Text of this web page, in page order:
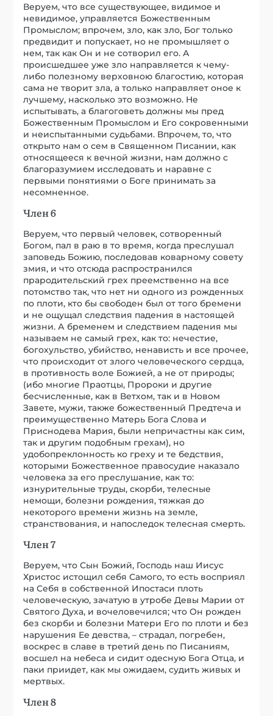
Веруем, что все существующее, видимое и
невидимое, управляется Божественным
Промыслом; впрочем, зло, как зло, Бог только
предвидит и попускает, но не промышляет о
нем, так как Он и не сотворил его. А
происшедшее уже зло направляется к чему-
либо полезному верховною благостию, которая
сама не творит зла, а только направляет оное к
лучшему, насколько это возможно. Не
испытывать, а благоговеть должны мы пред
Божественным Промыслом и Его сокровенными
и неиспытанными судьбами. Впрочем, то, что
открыто нам о сем в Священном Писании, как
относящееся к вечной жизни, нам должно с
благоразумием исследовать и наравне с
первыми понятиями о Боге принимать за
несомненное.
Член 6
Веруем, что первый человек, сотворенный
Богом, пал в раю в то время, когда преслушал
заповедь Божию, последовав коварному совету
змия, и что отсюда распространился
прародительский грех преемственно на все
потомство так, что нет ни одного из рожденных
по плоти, кто бы свободен был от того бремени
и не ощущал следствия падения в настоящей
жизни. А бременем и следствием падения мы
называем не самый грех, как то: нечестие,
богохульство, убийство, ненависть и все прочее,
что происходит от злого человеческого сердца,
в противность воле Божией, а не от природы;
(ибо многие Праотцы, Пророки и другие
бесчисленные, как в Ветхом, так и в Новом
Завете, мужи, также божественный Предтеча и
преимущественно Матерь Бога Слова и
Приснодева Мария, были непричастны как сим,
так и другим подобным грехам), но
удобопреклонность ко греху и те бедствия,
которыми Божественное правосудие наказало
человека за его преслушание, как то:
изнурительные труды, скорби, телесные
немощи, болезни рождения, тяжкая до
некоторого времени жизнь на земле,
странствования, и напоследок телесная смерть.
Член 7
Веруем, что Сын Божий, Господь наш Иисус
Христос истощил себя Самого, то есть восприял
на Себя в собственной Ипостаси плоть
человеческую, зачатую в утробе Девы Марии от
Святого Духа, и вочеловечился; что Он рожден
без скорби и болезни Матери Его по плоти и без
нарушения Ее девства, – страдал, погребен,
воскрес в славе в третий день по Писаниям,
восшел на небеса и сидит одесную Бога Отца, и
паки приидет, как мы ожидаем, судить живых и
мертвых.
Член 8